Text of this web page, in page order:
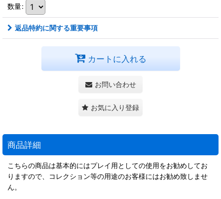
数量:
返品特約に関する重要事項
カートに入れる
お問い合わせ
お気に入り登録
商品詳細
こちらの商品は基本的にはプレイ用としての使用をお勧めしてお
りますので、コレクション等の用途のお客様にはお勧め致しませ
ん。